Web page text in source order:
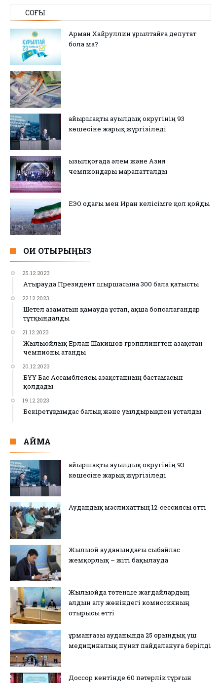
СОҢҒЫ
Арман Хайруллин Құрылтайға депутат
бола ма?
Қайыршақты ауылдық округінің 93
көшесіне жарық жүргізіледі
Қызылқоғада әлем және Азия
чемпиондары марапатталды
ЕЭО одағы мен Иран келісімге қол қойды
ОҚИ ОТЫРЫҢЫЗ
25.12.2023
Атырауда Президент шыршасына 300 бала қатысты
22.12.2023
Шетел азаматын қамауда ұстап, ақша бопсалағандар
тұтқындалды
21.12.2023
Жылыойлық Ерлан Шакишов грэпплингтен Қазақстан
чемпионы атанды
20.12.2023
БҰҰ Бас Ассамблеясы Қазақстанның бастамасын
қолдады
19.12.2023
Бекіретұқымдас балық және уылдырықпен ұсталды
АЙМАҚ
Қайыршақты ауылдық округінің 93
көшесіне жарық жүргізіледі
Аудандық мәслихаттың 12-сессиясы өтті
Жылыой ауданындағы сыбайлас
жемқорлық – жіті бақылауда
Жылыойда төтенше жағдайлардың
алдын алу жөніндегі комиссияның
отырысы өтті
Құрманғазы ауданында 25 орындық үш
медициналық пункт пайдалануға берілді
Доссор кентінде 60 пәтерлік тұрғын